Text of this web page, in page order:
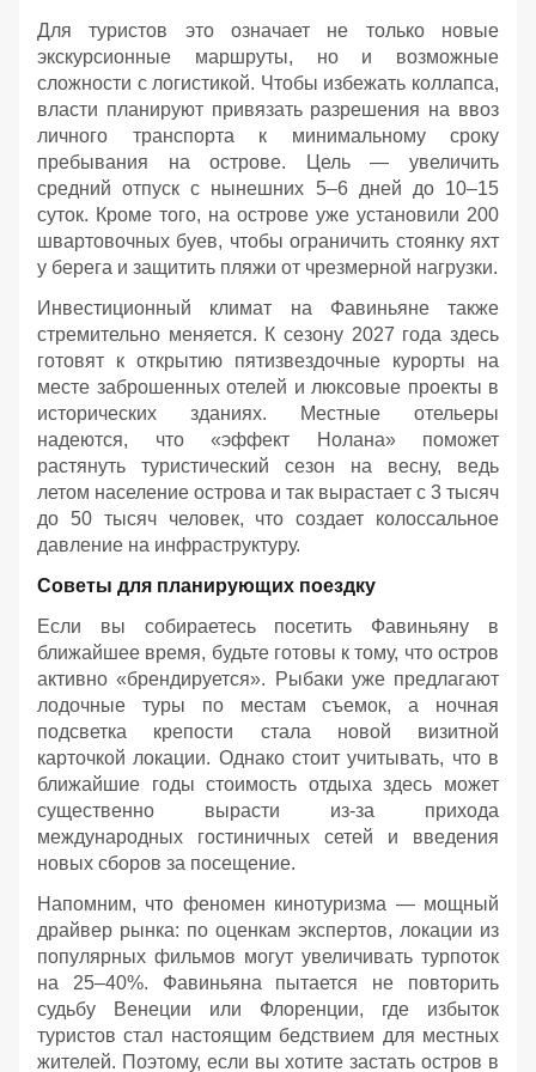
Для туристов это означает не только новые
экскурсионные маршруты, но и возможные
сложности с логистикой. Чтобы избежать коллапса,
власти планируют привязать разрешения на ввоз
личного транспорта к минимальному сроку
пребывания на острове. Цель — увеличить
средний отпуск с нынешних 5–6 дней до 10–15
суток. Кроме того, на острове уже установили 200
швартовочных буев, чтобы ограничить стоянку яхт
у берега и защитить пляжи от чрезмерной нагрузки.
Инвестиционный климат на Фавиньяне также
стремительно меняется. К сезону 2027 года здесь
готовят к открытию пятизвездочные курорты на
месте заброшенных отелей и люксовые проекты в
исторических зданиях. Местные отельеры
надеются, что «эффект Нолана» поможет
растянуть туристический сезон на весну, ведь
летом население острова и так вырастает с 3 тысяч
до 50 тысяч человек, что создает колоссальное
давление на инфраструктуру.
Советы для планирующих поездку
Если вы собираетесь посетить Фавиньяну в
ближайшее время, будьте готовы к тому, что остров
активно «брендируется». Рыбаки уже предлагают
лодочные туры по местам съемок, а ночная
подсветка крепости стала новой визитной
карточкой локации. Однако стоит учитывать, что в
ближайшие годы стоимость отдыха здесь может
существенно вырасти из-за прихода
международных гостиничных сетей и введения
новых сборов за посещение.
Напомним, что феномен кинотуризма — мощный
драйвер рынка: по оценкам экспертов, локации из
популярных фильмов могут увеличивать турпоток
на 25–40%. Фавиньяна пытается не повторить
судьбу Венеции или Флоренции, где избыток
туристов стал настоящим бедствием для местных
жителей. Поэтому, если вы хотите застать остров в